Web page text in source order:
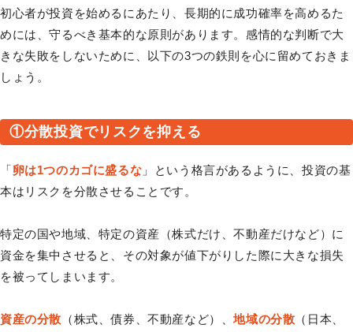
初心者が投資を始めるにあたり、長期的に成功確率を高めるた
めには、守るべき基本的な原則があります。感情的な判断で大
きな失敗をしないために、以下の3つの鉄則を心に留めておきま
しょう。
①分散投資でリスクを抑える
「卵は1つのカゴに盛るな 」という格言があるように、投資の基
本はリスクを分散させることです。
特定の国や地域、特定の資産（株式だけ、不動産だけなど）に
資金を集中させると、その対象が値下がりした際に大きな損失
を被ってしまいます。
資産の分散 （株式、債券、不動産など）、地域の分散 （日本、